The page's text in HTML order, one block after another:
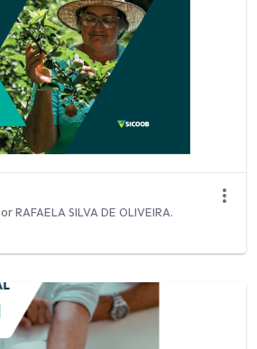
RAFAELA SILVA DE OLIVEIRA.